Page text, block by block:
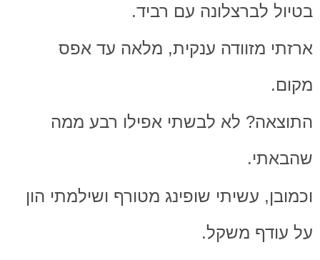
בטיול לברצלונה עם רביד.
ארזתי מזוודה ענקית, מלאה עד אפס
מקום.
התוצאה? לא לבשתי אפילו רבע ממה
שהבאתי.
וכמובן, עשיתי שופינג מטורף ושילמתי הון
על עודף משקל.